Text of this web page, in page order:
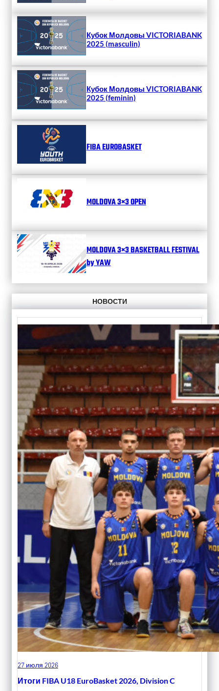
Кубок Молдовы VICTORIABANK
2025 (masculin)
Кубок Молдовы VICTORIABANK
2025 (feminin)
FIBA EUROBASKET
MOLDOVA 3×3 OPEN
MOLDOVA 3×3 BASKETBALL FESTIVAL
by YAW
НОВОСТИ
27 июля 2026
Итоги FIBA U18 EuroBasket 2026, Division C